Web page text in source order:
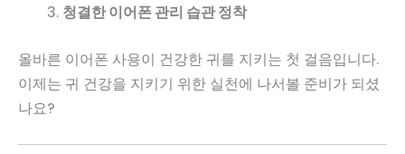
청결한 이어폰 관리 습관 정착
올바른 이어폰 사용이 건강한 귀를 지키는 첫 걸음입니다.
이제는 귀 건강을 지키기 위한 실천에 나서볼 준비가 되셨
나요?